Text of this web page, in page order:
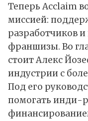
Теперь Acclaim
миссией:
разработчиков
франшизы. Во
стоит Алекс
индустрии с
Под его
помогать инди-